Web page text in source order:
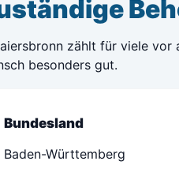
zählt für viele
besonders gut.
Bundesland
Baden-Württemberg